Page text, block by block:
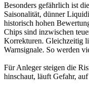
Besonders gefährlich ist
Saisonalität, dünner
historisch hohen
Chips sind inzwischen
Korrekturen. Gleichzeitig
Warnsignale. So werden
Für Anleger steigen die
hinschaut, läuft Gefahr,